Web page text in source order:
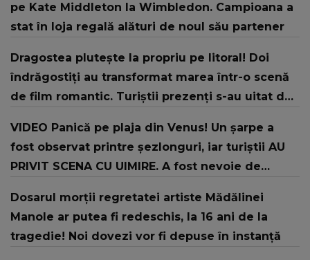
pe Kate Middleton la Wimbledon. Campioana a
stat în loja regală alături de noul său partener
Dragostea plutește la propriu pe litoral! Doi
îndrăgostiți au transformat marea într-o scenă
de film romantic. Turiștii prezenți s-au uitat de
VIDEO Panică pe plaja din Venus! Un şarpe a
fost observat printre şezlonguri, iar turiştii AU
PRIVIT SCENA CU UIMIRE. A fost nevoie de
Dosarul morții regretatei artiste Mădălinei
Manole ar putea fi redeschis, la 16 ani de la
tragedie! Noi dovezi vor fi depuse în instanță